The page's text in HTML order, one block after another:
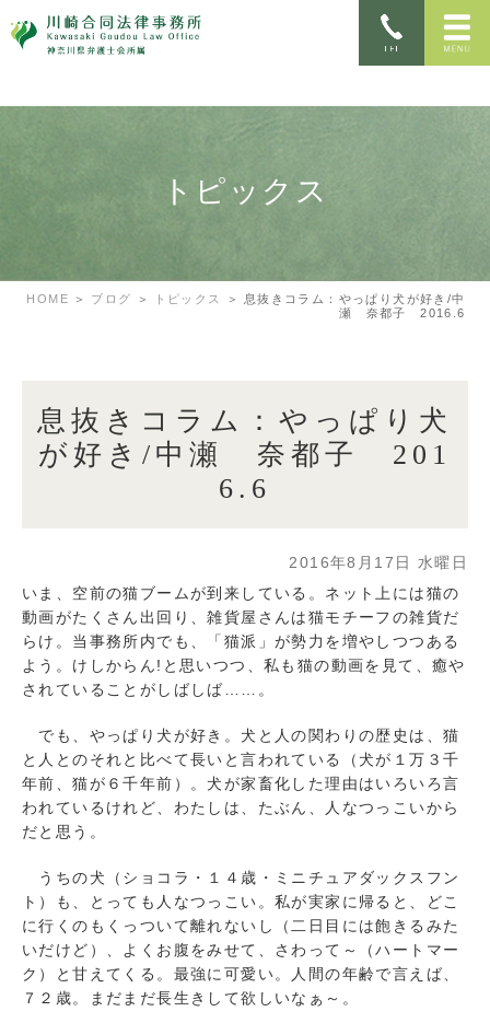
トピックス
HOME ブログ トピックス
息抜きコラム：やっぱり犬が好き/中
瀬 奈都子 2016.6
息抜きコラム：やっぱり犬
が好き/中瀬 奈都子 201
6.6
2016年8月17日 水曜日
いま、空前の猫ブームが到来している。ネット上には猫の
動画がたくさん出回り、雑貨屋さんは猫モチーフの雑貨だ
らけ。当事務所内でも、「猫派」が勢力を増やしつつある
よう。けしからん!と思いつつ、私も猫の動画を見て、癒や
されていることがしばしば……。
でも、やっぱり犬が好き。犬と人の関わりの歴史は、猫
と人とのそれと比べて長いと言われている（犬が１万３千
年前、猫が６千年前）。犬が家畜化した理由はいろいろ言
われているけれど、わたしは、たぶん、人なつっこいから
だと思う。
うちの犬（ショコラ・１４歳・ミニチュアダックスフン
ト）も、とっても人なつっこい。私が実家に帰ると、どこ
に行くのもくっついて離れないし（二日目には飽きるみた
いだけど）、よくお腹をみせて、さわって～（ハートマー
ク）と甘えてくる。最強に可愛い。人間の年齢で言えば、
７２歳。まだまだ長生きして欲しいなぁ～。